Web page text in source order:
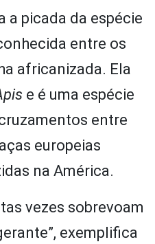
a picada da espécie
entre os
africanizada. Ela
e é uma espécie
entre
europeias
na América.
vezes sobrevoam
exemplifica